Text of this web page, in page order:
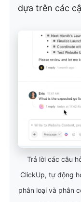
dựa trên các
Trả lời các câu
ClickUp, tự động
phân loại và phân